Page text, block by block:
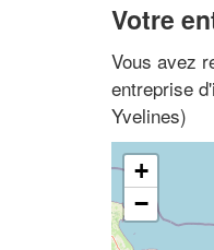
Votre
Vous avez
entreprise
Yvelines)
+
−